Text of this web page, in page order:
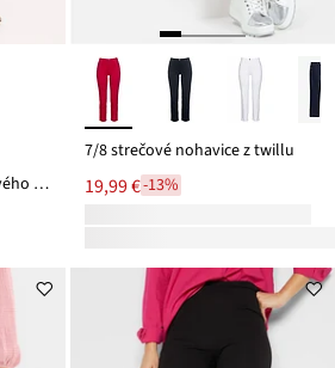
Scuba nohavice z viskózového mixu
7/8 strečové nohavice z twillu
19,99 €-13%